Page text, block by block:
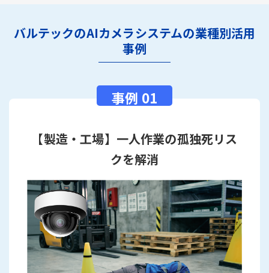
バルテックのAIカメラシステムの業種別活用
事例
【製造・工場】一人作業の孤独死リス
クを解消